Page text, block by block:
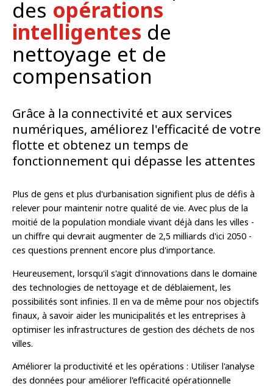
des opérations
intelligentes de
nettoyage et de
compensation
Grâce à la connectivité et aux services
numériques, améliorez l'efficacité de votre
flotte et obtenez un temps de
fonctionnement qui dépasse les attentes
Plus de gens et plus d'urbanisation signifient plus de défis à
relever pour maintenir notre qualité de vie. Avec plus de la
moitié de la population mondiale vivant déjà dans les villes -
un chiffre qui devrait augmenter de 2,5 milliards d'ici 2050 -
ces questions prennent encore plus d'importance.
Heureusement, lorsqu'il s'agit d'innovations dans le domaine
des technologies de nettoyage et de déblaiement, les
possibilités sont infinies. Il en va de même pour nos objectifs
finaux, à savoir aider les municipalités et les entreprises à
optimiser les infrastructures de gestion des déchets de nos
villes.
Améliorer la productivité et les opérations : Utiliser l'analyse
des données pour améliorer l'efficacité opérationnelle